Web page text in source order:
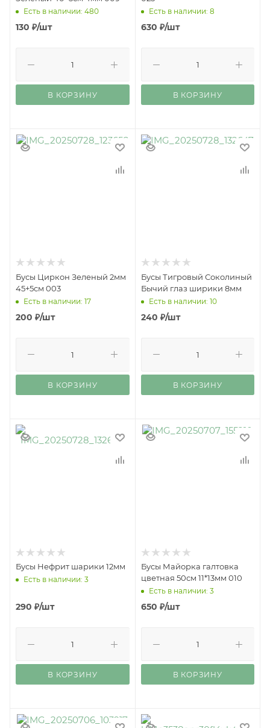
Есть в наличии: 480
130 ₽/шт
В КОРЗИНУ
Есть в наличии: 8
630 ₽/шт
В КОРЗИНУ
Бусы Циркон Зеленый 2мм
45+5см 003
Есть в наличии: 17
200 ₽/шт
В КОРЗИНУ
Бусы Тигровый Соколиный
Бычий глаз ширики 8мм
Есть в наличии: 10
240 ₽/шт
В КОРЗИНУ
Бусы Нефрит шарики 12мм
Есть в наличии: 3
290 ₽/шт
В КОРЗИНУ
Бусы Майорка галтовка
цветная 50см 11*13мм 010
Есть в наличии: 3
650 ₽/шт
В КОРЗИНУ